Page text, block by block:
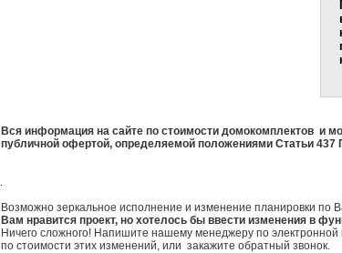
Вся информация на сайте по стоимости домокомплектов и
публичной офертой, определяемой положениями Статьи 437
Возможно зеркальное исполнение и изменение планировки по
Вам нравится проект, но хотелось бы ввести изменения в
Ничего сложного! Напишите нашему менеджеру по электронной
по стоимости этих изменений, или закажите обратный звонок.